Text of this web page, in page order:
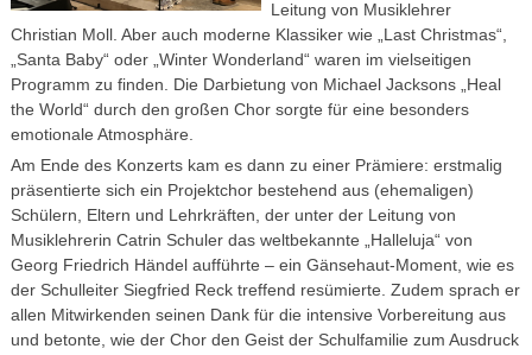
Leitung von Musiklehrer
Christian Moll. Aber auch moderne Klassiker wie „Last Christmas“,
„Santa Baby“ oder „Winter Wonderland“ waren im vielseitigen
Programm zu finden. Die Darbietung von Michael Jacksons „Heal
the World“ durch den großen Chor sorgte für eine besonders
emotionale Atmosphäre.
Am Ende des Konzerts kam es dann zu einer Prämiere: erstmalig
präsentierte sich ein Projektchor bestehend aus (ehemaligen)
Schülern, Eltern und Lehrkräften, der unter der Leitung von
Musiklehrerin Catrin Schuler das weltbekannte „Halleluja“ von
Georg Friedrich Händel aufführte – ein Gänsehaut-Moment, wie es
der Schulleiter Siegfried Reck treffend resümierte. Zudem sprach er
allen Mitwirkenden seinen Dank für die intensive Vorbereitung aus
und betonte, wie der Chor den Geist der Schulfamilie zum Ausdruck